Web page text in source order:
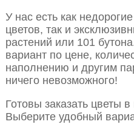
У нас есть как
цветов, так и
растений или 101
вариант по цене,
наполнению и другим
ничего невозможного!
Готовы заказать цветы
Выберите удобный